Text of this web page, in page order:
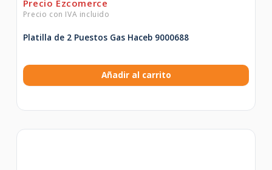
Platilla de 2 Puestos Gas Haceb 9000688
Añadir al carrito